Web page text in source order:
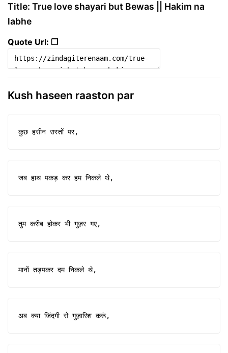
Title: True love shayari but Bewas || Hakim na
labhe
Quote Url: ❐
Kush haseen raaston par
कुछ हसीन रास्तों पर,
जब हाथ पकड़ कर हम निकले थे,
तुम करीब होकर भी गुज़र गए,
मानों तड़पकर दम निकले थे,
अब क्या जिंदगी से गुज़ारिश करूं,